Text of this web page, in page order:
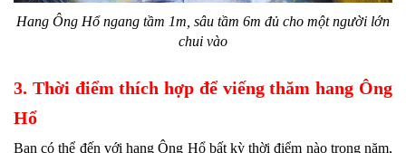
Hang Ông Hổ ngang tầm 1m, sâu tầm 6m đủ cho một người lớn
chui vào
3. Thời điểm thích hợp để viếng thăm hang Ông
Hổ
Bạn có thể đến với hang Ông Hổ bất kỳ thời điểm nào trong năm,